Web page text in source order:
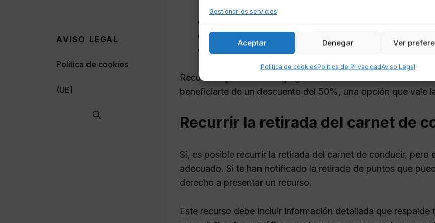
Gestionar los servicios
Aceptar Denegar Ver
Política de cookiesPolítica de PrivacidadAviso Legal
Presentar un recurso si crees que la sanción es
Asistir a un curso de recuperación de puntos si la
Recuerda que si decides pagar la multa dentro de los
beneficiarte de un descuento del 50%, una opción que vale
Recurrir la retirada del carnet de
Sí, es posible recurrir la retirada del carnet de conducir,
adecuado. Si te han notificado la retirada de puntos que
derecho a presentar un recurso.
Este recurso debe incluir información detallada que respalde
AVISO LEGAL
Política de cookies
(UE)